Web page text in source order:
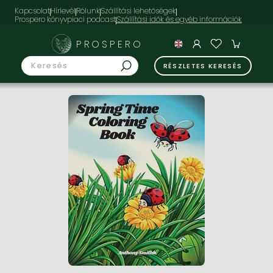
KapcsolatHírlevélRólunkSzállítási lehetőségek
Prospero könyvpiaci podcast
PROSPERO
RÉSZLETES KERESÉS